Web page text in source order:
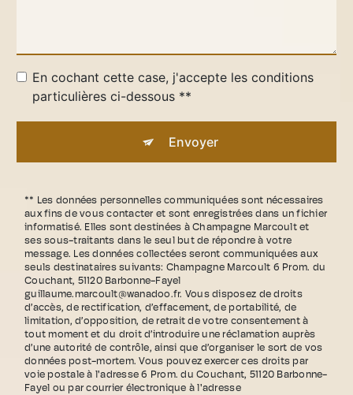
En cochant cette case, j'accepte les conditions
particulières ci-dessous **
Envoyer
** Les données personnelles communiquées sont nécessaires
aux fins de vous contacter et sont enregistrées dans un fichier
informatisé. Elles sont destinées à Champagne Marcoult et
ses sous-traitants dans le seul but de répondre à votre
message. Les données collectées seront communiquées aux
seuls destinataires suivants: Champagne Marcoult 6 Prom. du
Couchant, 51120 Barbonne-Fayel
guillaume.marcoult@wanadoo.fr. Vous disposez de droits
d’accès, de rectification, d’effacement, de portabilité, de
limitation, d’opposition, de retrait de votre consentement à
tout moment et du droit d’introduire une réclamation auprès
d’une autorité de contrôle, ainsi que d’organiser le sort de vos
données post-mortem. Vous pouvez exercer ces droits par
voie postale à l'adresse 6 Prom. du Couchant, 51120 Barbonne-
Fayel ou par courrier électronique à l'adresse